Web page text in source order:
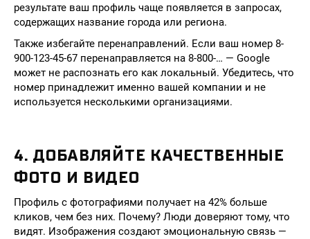
результате ваш профиль чаще появляется в запросах,
содержащих название города или региона.
Также избегайте перенаправлений. Если ваш номер 8-
900-123-45-67 перенаправляется на 8-800-… — Google
может не распознать его как локальный. Убедитесь, что
номер принадлежит именно вашей компании и не
используется несколькими организациями.
4. ДОБАВЛЯЙТЕ КАЧЕСТВЕННЫЕ
ФОТО И ВИДЕО
Профиль с фотографиями получает на 42% больше
кликов, чем без них. Почему? Люди доверяют тому, что
видят. Изображения создают эмоциональную связь —